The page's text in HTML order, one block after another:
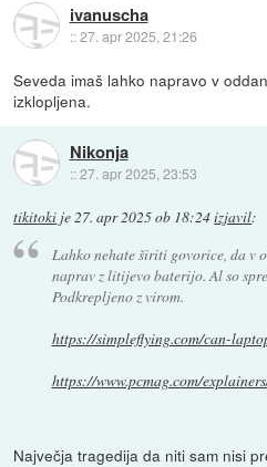
ivanuscha
::27. apr 2025, 21:26
Seveda imaš lahko napravo v
izklopljena.
Nikonja
::27. apr 2025, 23:53
tikitoki je27. apr 2025 ob 18:24izjavil:
Lahko nehate širiti govorice, da v
naprav z litijevo baterijo. Al so
Podkrepljeno z virom.
https://simpleflying.com/can-
https://www.pcmag.com/
Največja tragedija da niti sam nisi